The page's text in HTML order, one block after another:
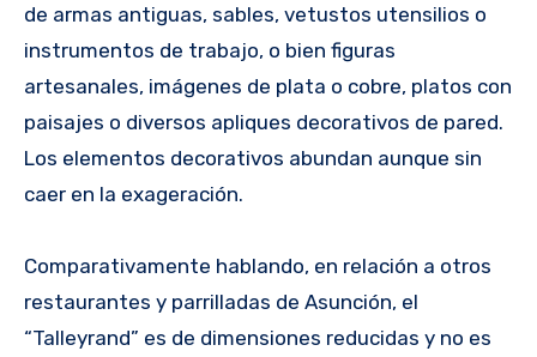
de armas antiguas, sables, vetustos utensilios o
instrumentos de trabajo, o bien figuras
artesanales, imágenes de plata o cobre, platos con
paisajes o diversos apliques decorativos de pared.
Los elementos decorativos abundan aunque sin
caer en la exageración.
Comparativamente hablando, en relación a otros
restaurantes y parrilladas de Asunción, el
“Talleyrand” es de dimensiones reducidas y no es